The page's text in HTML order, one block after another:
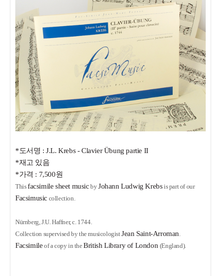
*도서명 :J.L. Krebs - Clavier Übung partie II
*재고 있음
*가격 : 7,500원
Thisfacsimile sheet music byJohann Ludwig Krebsis part of our
Facsimusic collection.
Nürnberg, J.U. Haffner, c. 1744.
Collection supervised by the musicologistJean Saint-Arroman.
Facsimile of a copy in theBritish Library of London (England).